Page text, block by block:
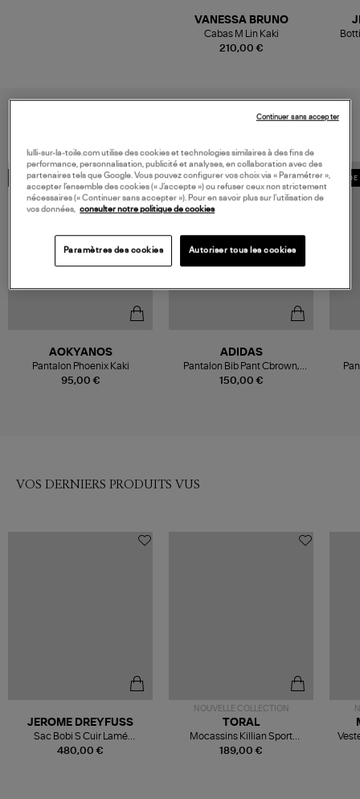
210,00 €
VANESSA BRUNO
Cabas M Lin Kaki
MADE IN EUROPE
95,00 €
AOKYANOS
Pantalon Phoenix Kaki
COLLABORATION
150,00 €
ADIDAS
Pantalon Bib Pant Cbrown,
Collaboration Adidas x Moon
VOS DERNIERS PRODUITS VUS
480,00 €
JEROME DREYFUSS
Sac Bobi S Cuir Lamé
Champagne
NOUVELLE COLLECTION
189,00 €
TORAL
Mocassins Killian Sport
Mousse
lulli-sur-la-toile.com utilise des cookies et technologies similaires à des fins de
performance, personnalisation, publicité et analyses, en collaboration avec des
partenaires tels que Google. Vous pouvez configurer vos choix via « Paramétrer »,
accepter l’ensemble des cookies (« J’accepte ») ou refuser ceux non strictement
nécessaires (« Continuer sans accepter »). Pour en savoir plus sur l’utilisation de
vos données, consulter notre politique de cookies
Paramètres des cookies Autoriser tous les cookies
Continuer sans accepter